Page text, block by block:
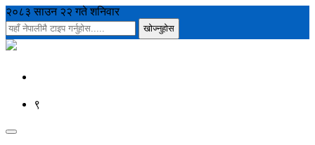
२०८३ साउन २२ गते शनिवार
९